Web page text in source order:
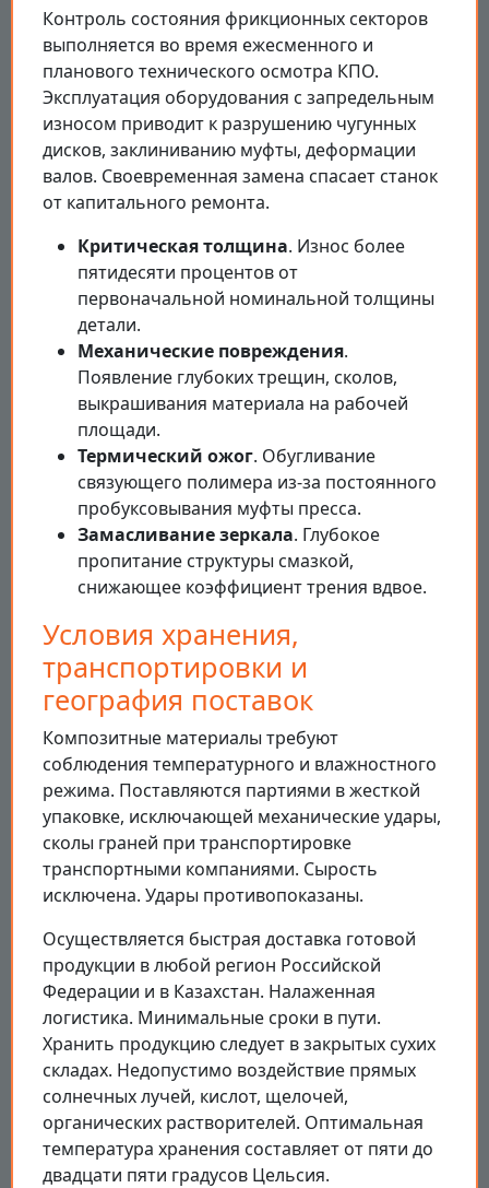
Контроль состояния фрикционных секторов
выполняется во время ежесменного и
планового технического осмотра КПО.
Эксплуатация оборудования с запредельным
износом приводит к разрушению чугунных
дисков, заклиниванию муфты, деформации
валов. Своевременная замена спасает станок
от капитального ремонта.
Критическая толщина. Износ более
пятидесяти процентов от
первоначальной номинальной толщины
детали.
Механические повреждения.
Появление глубоких трещин, сколов,
выкрашивания материала на рабочей
площади.
Термический ожог. Обугливание
связующего полимера из-за постоянного
пробуксовывания муфты пресса.
Замасливание зеркала. Глубокое
пропитание структуры смазкой,
снижающее коэффициент трения вдвое.
Условия хранения,
транспортировки и
география поставок
Композитные материалы требуют
соблюдения температурного и влажностного
режима. Поставляются партиями в жесткой
упаковке, исключающей механические удары,
сколы граней при транспортировке
транспортными компаниями. Сырость
исключена. Удары противопоказаны.
Осуществляется быстрая доставка готовой
продукции в любой регион Российской
Федерации и в Казахстан. Налаженная
логистика. Минимальные сроки в пути.
Хранить продукцию следует в закрытых сухих
складах. Недопустимо воздействие прямых
солнечных лучей, кислот, щелочей,
органических растворителей. Оптимальная
температура хранения составляет от пяти до
двадцати пяти градусов Цельсия.